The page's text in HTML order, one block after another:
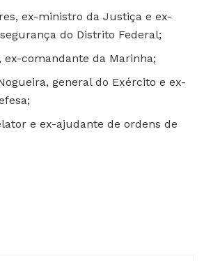
ex-ministro da Justiça e ex-
do Distrito Federal;
ex-comandante da Marinha;
general do Exército e ex-
e ex-ajudante de ordens de